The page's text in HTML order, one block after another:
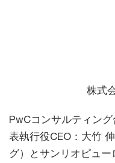
株式
PwCコンサルティン
表執行役CEO：大竹
グ）とサンリオピュ